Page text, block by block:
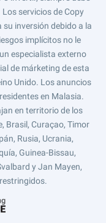
servicios de Copy
inversión debido a la
implícitos no le
especialista externo
de márketing de esta
Unido. Los anuncios
en Malasia.
en territorio de los
Brasil, Curaçao, Timor
Rusia, Ucrania,
Guinea-Bissau,
y Jan Mayen,